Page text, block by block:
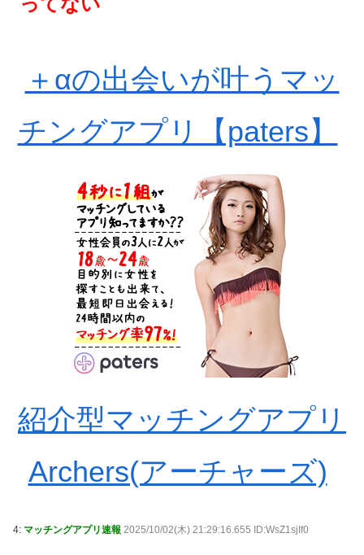
＋αの出会いが叶うマッ
チングアプリ【paters】
紹介型マッチングアプリ
Archers(アーチャーズ)
4: マッチングアプリ速報 2025/10/02(木) 21:29:16.655 ID:WsZ1sjIf0